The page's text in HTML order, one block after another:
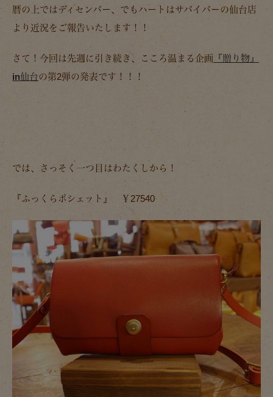
暦の上ではディセンバー、でもハートはサバイバーの仙台店
より近況をご報告いたします！！
さて！今回は先週に引き続き、こころ温まる企画 『贈り物』
in仙台の第2弾の発表です！！！
では、さっそく一つ目はわたくしから！
『ふっくらポシェット』 ￥27540